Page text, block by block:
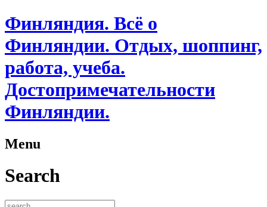
Финляндия. Всё о
Финляндии. Отдых, шоппинг,
работа, учеба.
Достопримечательности
Финляндии.
Menu
Search